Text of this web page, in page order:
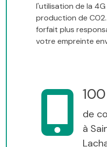
l'utilisation de la
production de
forfait plus
votre empreinte
de
à